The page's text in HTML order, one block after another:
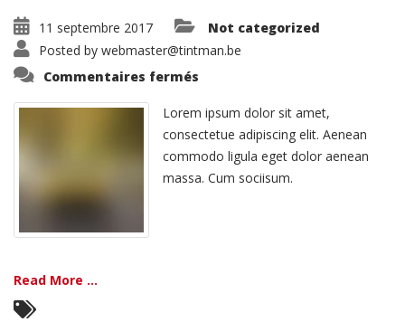
11 septembre 2017
Not categorized
Posted by webmaster@tintman.be
Commentaires fermés
Odit
Lorem ipsum dolor sit amet,
consectetue adipiscing elit. Aenean
commodo ligula eget dolor aenean
massa. Cum sociisum.
Read More ...